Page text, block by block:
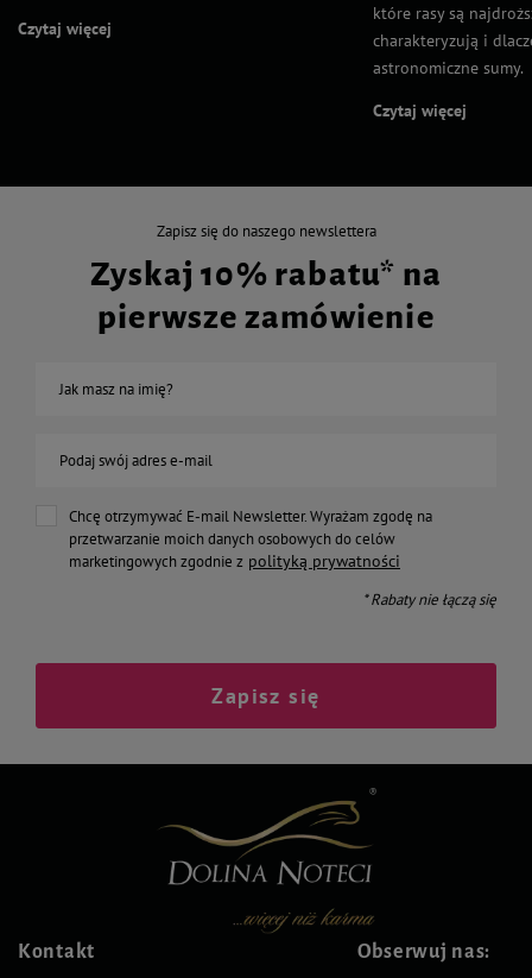
Czytaj więcej
które rasy są
charakteryzują i
astronomiczne sumy.
Czytaj więcej
Zapisz się do naszego newslettera
Zyskaj 10% rabatu* na
pierwsze zamówienie
Jak masz na imię?
Podaj swój adres e-mail
Chcę otrzymywać E-mail Newsletter. Wyrażam zgodę na
przetwarzanie moich danych osobowych do celów
marketingowych zgodnie z polityką prywatności
* Rabaty nie łączą się
Zapisz się
Kontakt Obserwuj nas: